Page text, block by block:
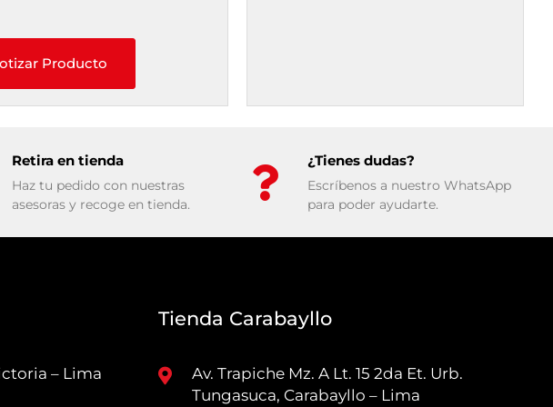
Producto
Retira en tienda
Haz tu pedido con nuestras
asesoras y recoge en tienda.
¿Tienes dudas?
Escríbenos a nuestro WhatsApp
para poder ayudarte.
– Lima
Tienda Carabayllo
Av. Trapiche Mz. A Lt. 15 2da Et. Urb.
Tungasuca, Carabayllo – Lima